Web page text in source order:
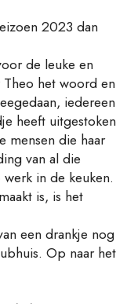
2023 dan
de leuke en
het woord en
iedereen
heeft uitgestoken
mensen die haar
van al die
in de keuken.
is, is het
een drankje nog
Op naar het